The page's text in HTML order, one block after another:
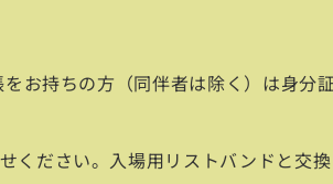
お持ちの方（同伴者は除く）は身分
ください。入場用リストバンドと交換